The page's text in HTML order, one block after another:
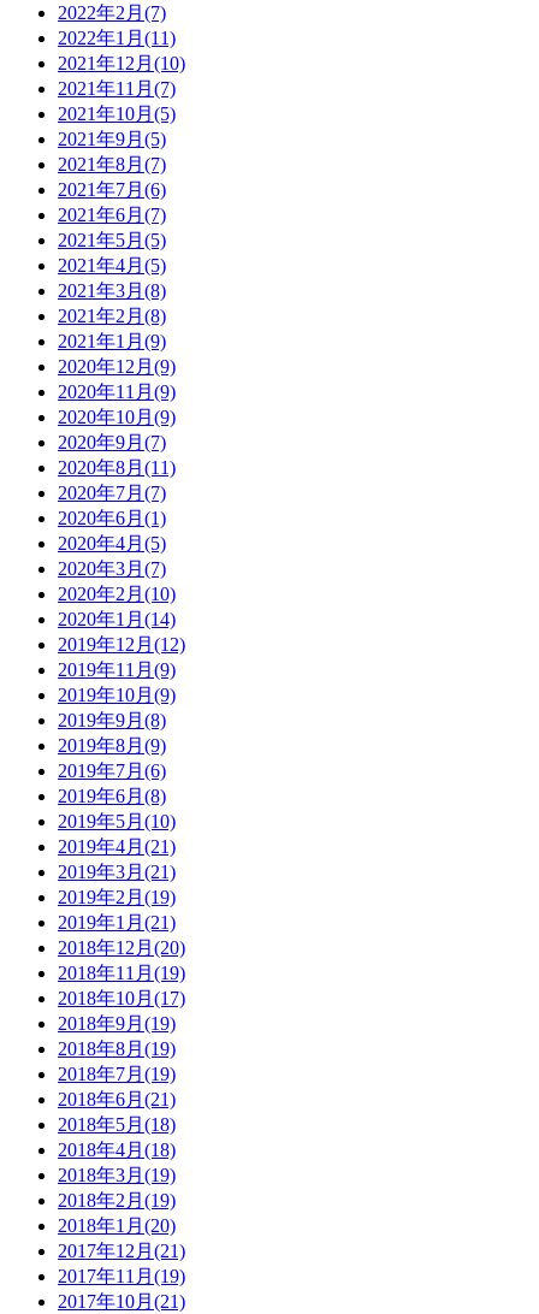
2022年2月(7)
2022年1月(11)
2021年12月(10)
2021年11月(7)
2021年10月(5)
2021年9月(5)
2021年8月(7)
2021年7月(6)
2021年6月(7)
2021年5月(5)
2021年4月(5)
2021年3月(8)
2021年2月(8)
2021年1月(9)
2020年12月(9)
2020年11月(9)
2020年10月(9)
2020年9月(7)
2020年8月(11)
2020年7月(7)
2020年6月(1)
2020年4月(5)
2020年3月(7)
2020年2月(10)
2020年1月(14)
2019年12月(12)
2019年11月(9)
2019年10月(9)
2019年9月(8)
2019年8月(9)
2019年7月(6)
2019年6月(8)
2019年5月(10)
2019年4月(21)
2019年3月(21)
2019年2月(19)
2019年1月(21)
2018年12月(20)
2018年11月(19)
2018年10月(17)
2018年9月(19)
2018年8月(19)
2018年7月(19)
2018年6月(21)
2018年5月(18)
2018年4月(18)
2018年3月(19)
2018年2月(19)
2018年1月(20)
2017年12月(21)
2017年11月(19)
2017年10月(21)